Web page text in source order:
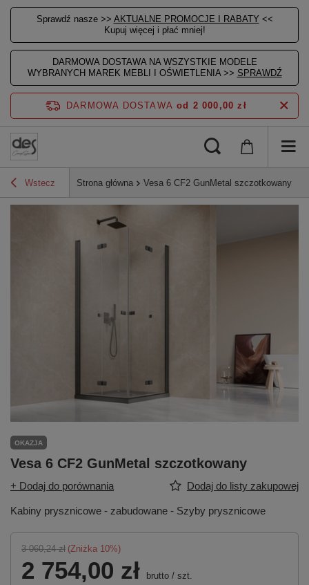
Sprawdź nasze >> AKTUALNE PROMOCJE I RABATY <<
Kupuj więcej i płać mniej!
DARMOWA DOSTAWA NA WSZYSTKIE MODELE
WYBRANYCH MAREK MEBLI I OŚWIETLENIA >> SPRAWDŹ
DARMOWA DOSTAWA od 2 000,00 zł
Wstecz Strona główna Vesa 6 CF2 GunMetal szczotkowany
OKAZJA
Vesa 6 CF2 GunMetal szczotkowany
+ Dodaj do porównania Dodaj do listy zakupowej
Kabiny prysznicowe - zabudowane - Szyby prysznicowe
3 060,24 zł (Zniżka 10%)
2 754,00 zł brutto / szt.